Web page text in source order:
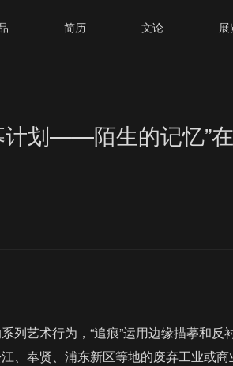
简历 文论 展
计划——陌生的记忆”
艺术行为，“追痕”运用边缘描摹和
、奉贤、浦东新区等地的废弃工业或